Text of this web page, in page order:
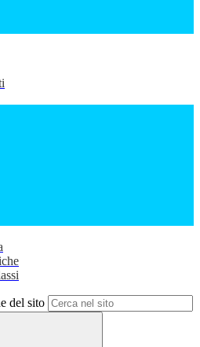
del sito